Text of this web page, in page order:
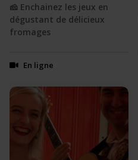
🧀 Enchainez les jeux en
dégustant de délicieux
fromages
En ligne